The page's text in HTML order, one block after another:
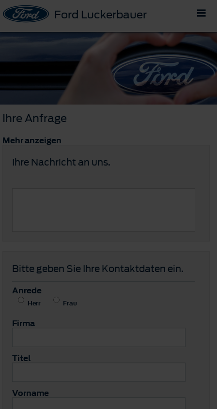
Ford Luckerbauer
Ihre Anfrage
Mehr anzeigen
Ihre Nachricht an uns.
Bitte geben Sie Ihre Kontaktdaten ein.
Anrede
Herr Frau
Firma
Titel
Vorname